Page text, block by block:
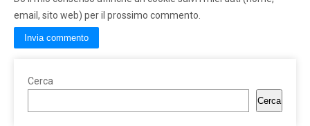
email, sito web) per il prossimo commento.
Cerca
Cerca